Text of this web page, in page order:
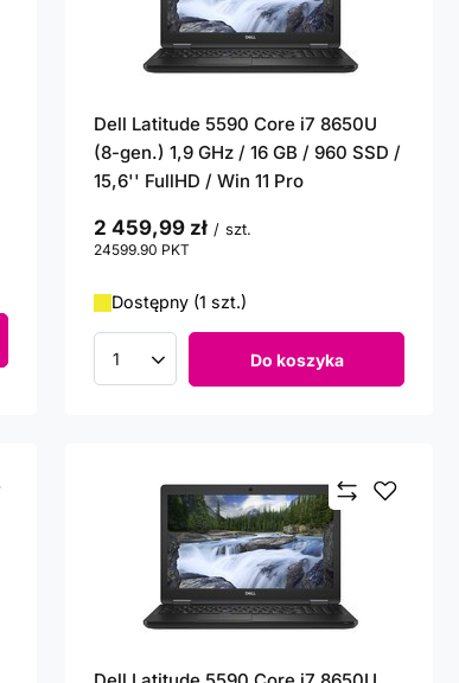
Dell Latitude 5590 Core i7 8650U
(8-gen.) 1,9 GHz / 16 GB / 960 SSD /
15,6'' FullHD / Win 11 Pro
2 459,99 zł / szt.
24599.90 PKT
Dostępny (1 szt.)
Ilość produktów Do koszyka